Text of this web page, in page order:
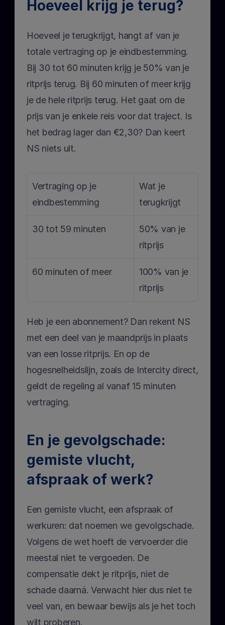
Hoeveel krijg je terug?
Hoeveel je terugkrijgt, hangt af van je
totale vertraging op je eindbestemming.
Bij 30 tot 60 minuten krijg je 50% van je
ritprijs terug. Bij 60 minuten of meer krijg
je de hele ritprijs terug. Het gaat om de
prijs van je enkele reis voor dat traject. Is
het bedrag lager dan €2,30? Dan keert
NS niets uit.
Vertraging op je
eindbestemming
Wat je
terugkrijgt
30 tot 59 minuten
50% van je
ritprijs
60 minuten of meer
100% van je
ritprijs
Heb je een abonnement? Dan rekent NS
met een deel van je maandprijs in plaats
van een losse ritprijs. En op de
hogesnelheidslijn, zoals de Intercity direct,
geldt de regeling al vanaf 15 minuten
vertraging.
En je gevolgschade:
gemiste vlucht,
afspraak of werk?
Een gemiste vlucht, een afspraak of
werkuren: dat noemen we gevolgschade.
Volgens de wet hoeft de vervoerder die
meestal niet te vergoeden. De
compensatie dekt je ritprijs, niet de
schade daarná. Verwacht hier dus niet te
veel van, en bewaar bewijs als je het toch
wilt proberen.